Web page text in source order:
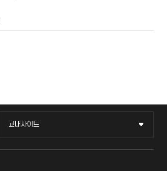
교내사이트
교내사이트
교수회